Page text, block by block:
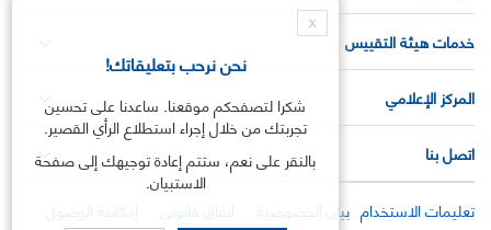
خدمات هيئة التقييس
المركز الإعلامي
اتصل بنا
تعليمات الاستخدام بيان الخصوصية اتفاق قانوني
إمكانية الوصول
X
نحن نرحب بتعليقاتك!
شكرا لتصفحكم موقعنا. ساعدنا على تحسين
تجربتك من خلال إجراء استطلاع الرأي القصير.
بالنقر على نعم، ستتم إعادة توجيهك إلى صفحة
الاستبيان.